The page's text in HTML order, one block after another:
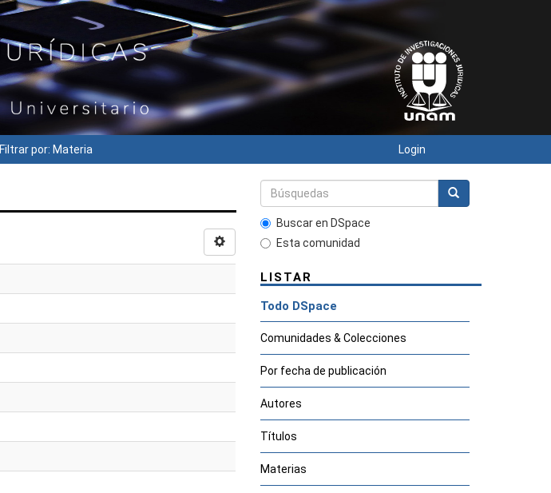
Filtrar por: Materia Login
Buscar en DSpace
Esta comunidad
LISTAR
Todo DSpace
Comunidades & Colecciones
Por fecha de publicación
Autores
Títulos
Materias